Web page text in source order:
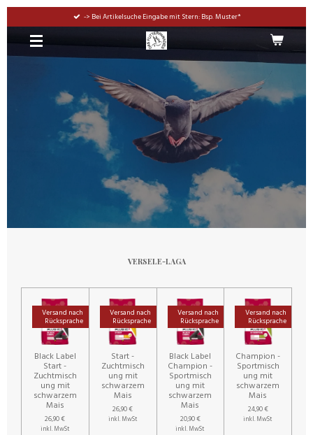
springen
-> Bei Artikelsuche Eingabe mit Stern: Bsp. Muster*
VERSELE-LAGA
Versand nach
Rücksprache
Black Label
Start -
Zuchtmisch
ung mit
schwarzem
Mais
26,90 €
inkl. MwSt
Versand nach
Rücksprache
Start -
Zuchtmisch
ung mit
schwarzem
Mais
26,90 €
inkl. MwSt
Versand nach
Rücksprache
Black Label
Champion -
Sportmisch
ung mit
schwarzem
Mais
20,90 €
inkl. MwSt
Versand nach
Rücksprache
Champion -
Sportmisch
ung mit
schwarzem
Mais
24,90 €
inkl. MwSt